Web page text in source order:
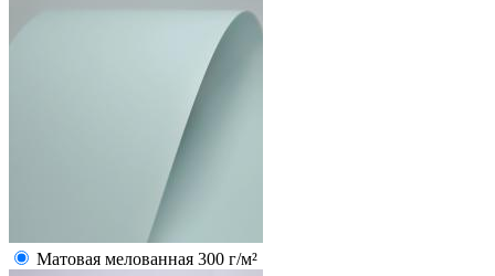
Матовая мелованная 300 г/м²